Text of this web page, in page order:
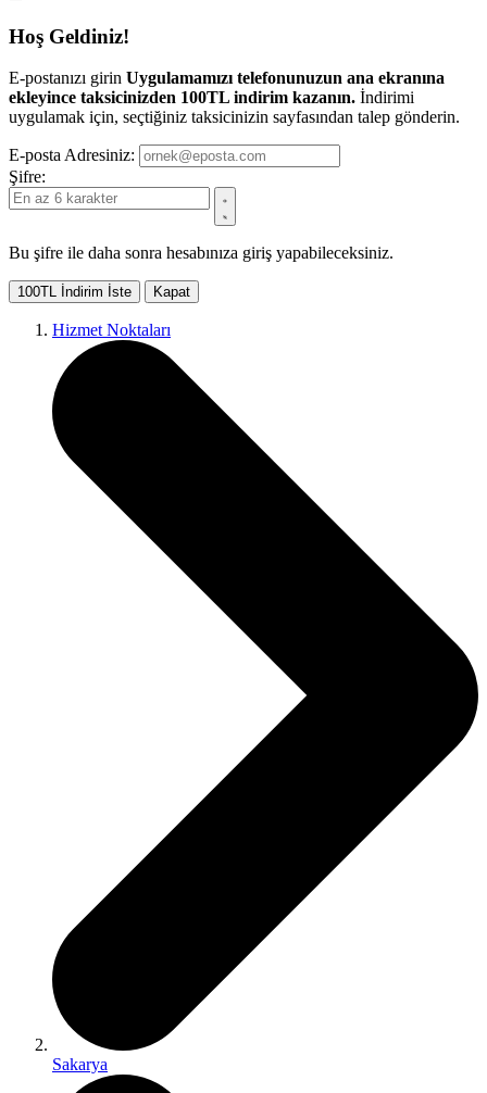
Hoş Geldiniz!
E-postanızı girin Uygulamamızı telefonunuzun ana ekranına
ekleyince taksicinizden 100TL indirim kazanın. İndirimi
uygulamak için, seçtiğiniz taksicinizin sayfasından talep gönderin.
E-posta Adresiniz:
Şifre:
Bu şifre ile daha sonra hesabınıza giriş yapabileceksiniz.
100TL İndirim İste Kapat
Hizmet Noktaları
Sakarya